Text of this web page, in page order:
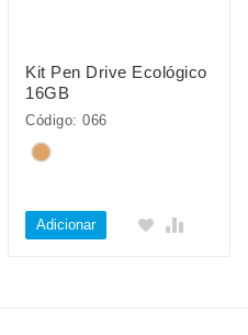
Kit Pen Drive Ecológico
16GB
Código: 066
Adicionar